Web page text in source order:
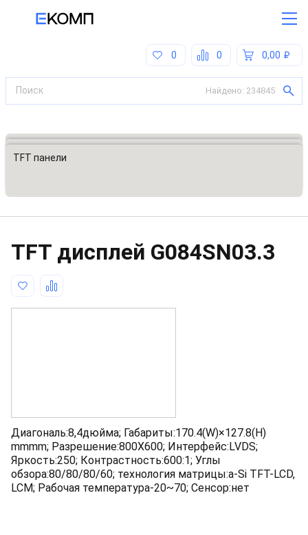
0,00
0
0
Найдено: 234845
Все категории
Дисплеи и модули индикации
TFT панели
TFT дисплей G084SN03.3
Диагональ:8,4дюйма; Габариты:170.4(W)×127.8(H)
mmmm; Разрешение:800X600; Интерфейс:LVDS;
Яркость:250; Контрастность:600:1; Углы
обзора:80/80/80/60; технология матрицы:a-Si TFT-LCD,
LCM; Рабочая температура-20~70; Сенсор:нет